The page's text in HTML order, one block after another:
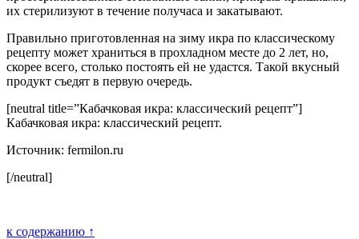
их стерилизуют в течение получаса и закатывают.
Правильно приготовленная на зиму икра по классическому
рецепту может храниться в прохладном месте до 2 лет, но,
скорее всего, столько постоять ей не удастся. Такой вкусный
продукт съедят в первую очередь.
[neutral title=”Кабачковая икра: классический рецепт”]
Кабачковая икра: классический рецепт.
Источник: fermilon.ru
[/neutral]
к содержанию ↑